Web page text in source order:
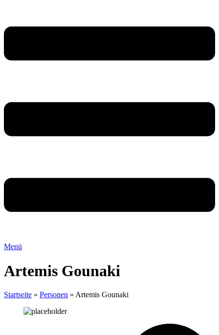
Menü
Artemis Gounaki
Startseite » Personen » Artemis Gounaki